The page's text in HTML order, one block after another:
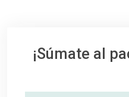
¡Súmate al